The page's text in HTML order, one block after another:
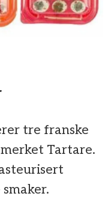
tre franske
Tartare.